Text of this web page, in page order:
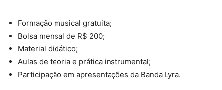
Formação musical gratuita;
Bolsa mensal de R$ 200;
Material didático;
Aulas de teoria e prática instrumental;
Participação em apresentações da Banda Lyra.